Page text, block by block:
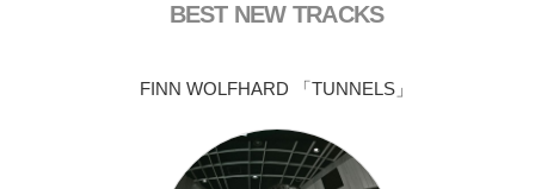
BEST NEW TRACKS
FINN WOLFHARD 「TUNNELS」